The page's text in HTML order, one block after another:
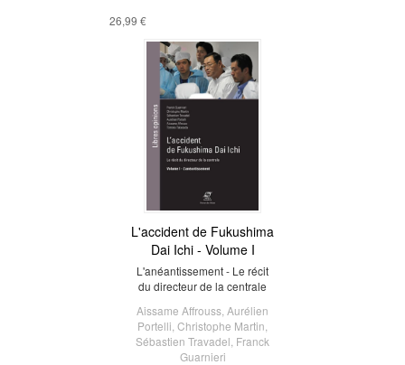
26,99 €
L'accident de Fukushima
Dai Ichi - Volume I
L'anéantissement - Le récit
du directeur de la centrale
Aissame Affrouss Aurélien
Portelli Christophe Martin
Sébastien Travadel Franck
Guarnieri